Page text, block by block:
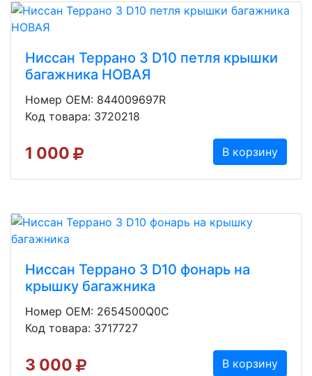
Ниссан Террано 3 D10 петля крышки
багажника НОВАЯ
Номер OEM: 844009697R
Код товара: 3720218
1 000 В корзину
Ниссан Террано 3 D10 фонарь на
крышку багажника
Номер OEM: 2654500Q0C
Код товара: 3717727
3 000 В корзину